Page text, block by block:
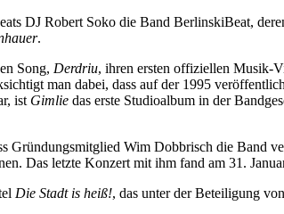
DJ Robert Soko die Band BerlinskiBeat,
.
Song, Derdriu, ihren ersten offiziellen Musik-
man dabei, dass auf der 1995
ist Gimlie das erste Studioalbum in der
Gründungsmitglied Wim Dobbrisch die Band
Das letzte Konzert mit ihm fand am 31.
Die Stadt is heiß!, das unter der Beteiligung von